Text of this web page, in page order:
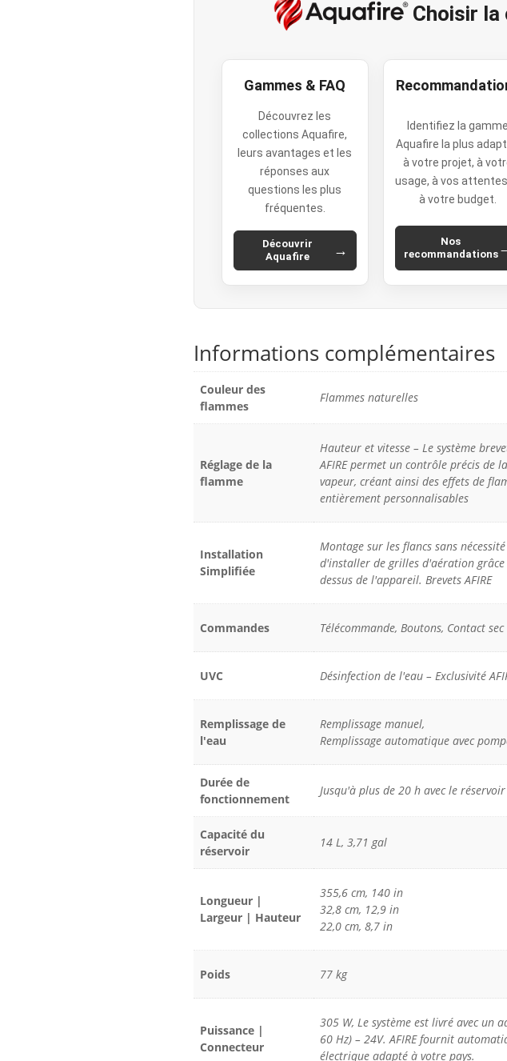
Choisir la
Gammes & FAQ
Découvrez les
collections Aquafire,
leurs avantages et les
réponses aux
questions les plus
fréquentes.
Découvrir
Aquafire
→
Identifiez la gamme
Aquafire la plus
à votre projet, à
usage, à vos
à votre budget.
Nos
recommandations
Informations complémentaires
Couleur des
flammes
Flammes naturelles
Réglage de la
flamme
Hauteur et vitesse – Le système
AFIRE permet un contrôle précis de
vapeur, créant ainsi des effets de
entièrement personnalisables
Installation
Simplifiée
Montage sur les flancs sans
d'installer de grilles d'aération
dessus de l'appareil. Brevets AFIRE
Commandes Télécommande, Boutons, Contact sec
UVC Désinfection de l'eau – Exclusivité
Remplissage de
l'eau
Remplissage manuel,
Remplissage automatique avec
Durée de
fonctionnement
Jusqu'à plus de 20 h avec le
Capacité du
réservoir
14 L, 3,71 gal
Longueur |
Largeur | Hauteur
355,6 cm, 140 in
32,8 cm, 12,9 in
22,0 cm, 8,7 in
Poids 77 kg
Puissance |
Connecteur
305 W, Le système est livré avec un
60 Hz) – 24V. AFIRE fournit
électrique adapté à votre pays.